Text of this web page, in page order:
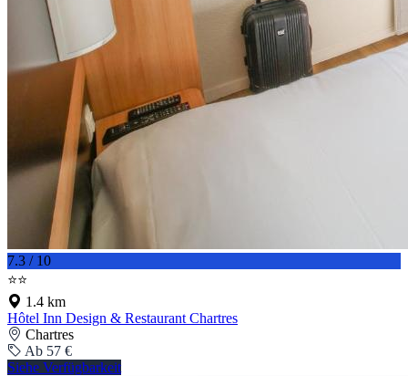
7.3 / 10
⭐⭐
1.4 km
Hôtel Inn Design & Restaurant Chartres
Chartres
Ab 57 €
Siehe Verfügbarkeit